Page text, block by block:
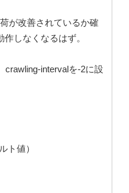
が改善されているか確
しなくなるはず。
crawling-intervalを-2に設
ト値）